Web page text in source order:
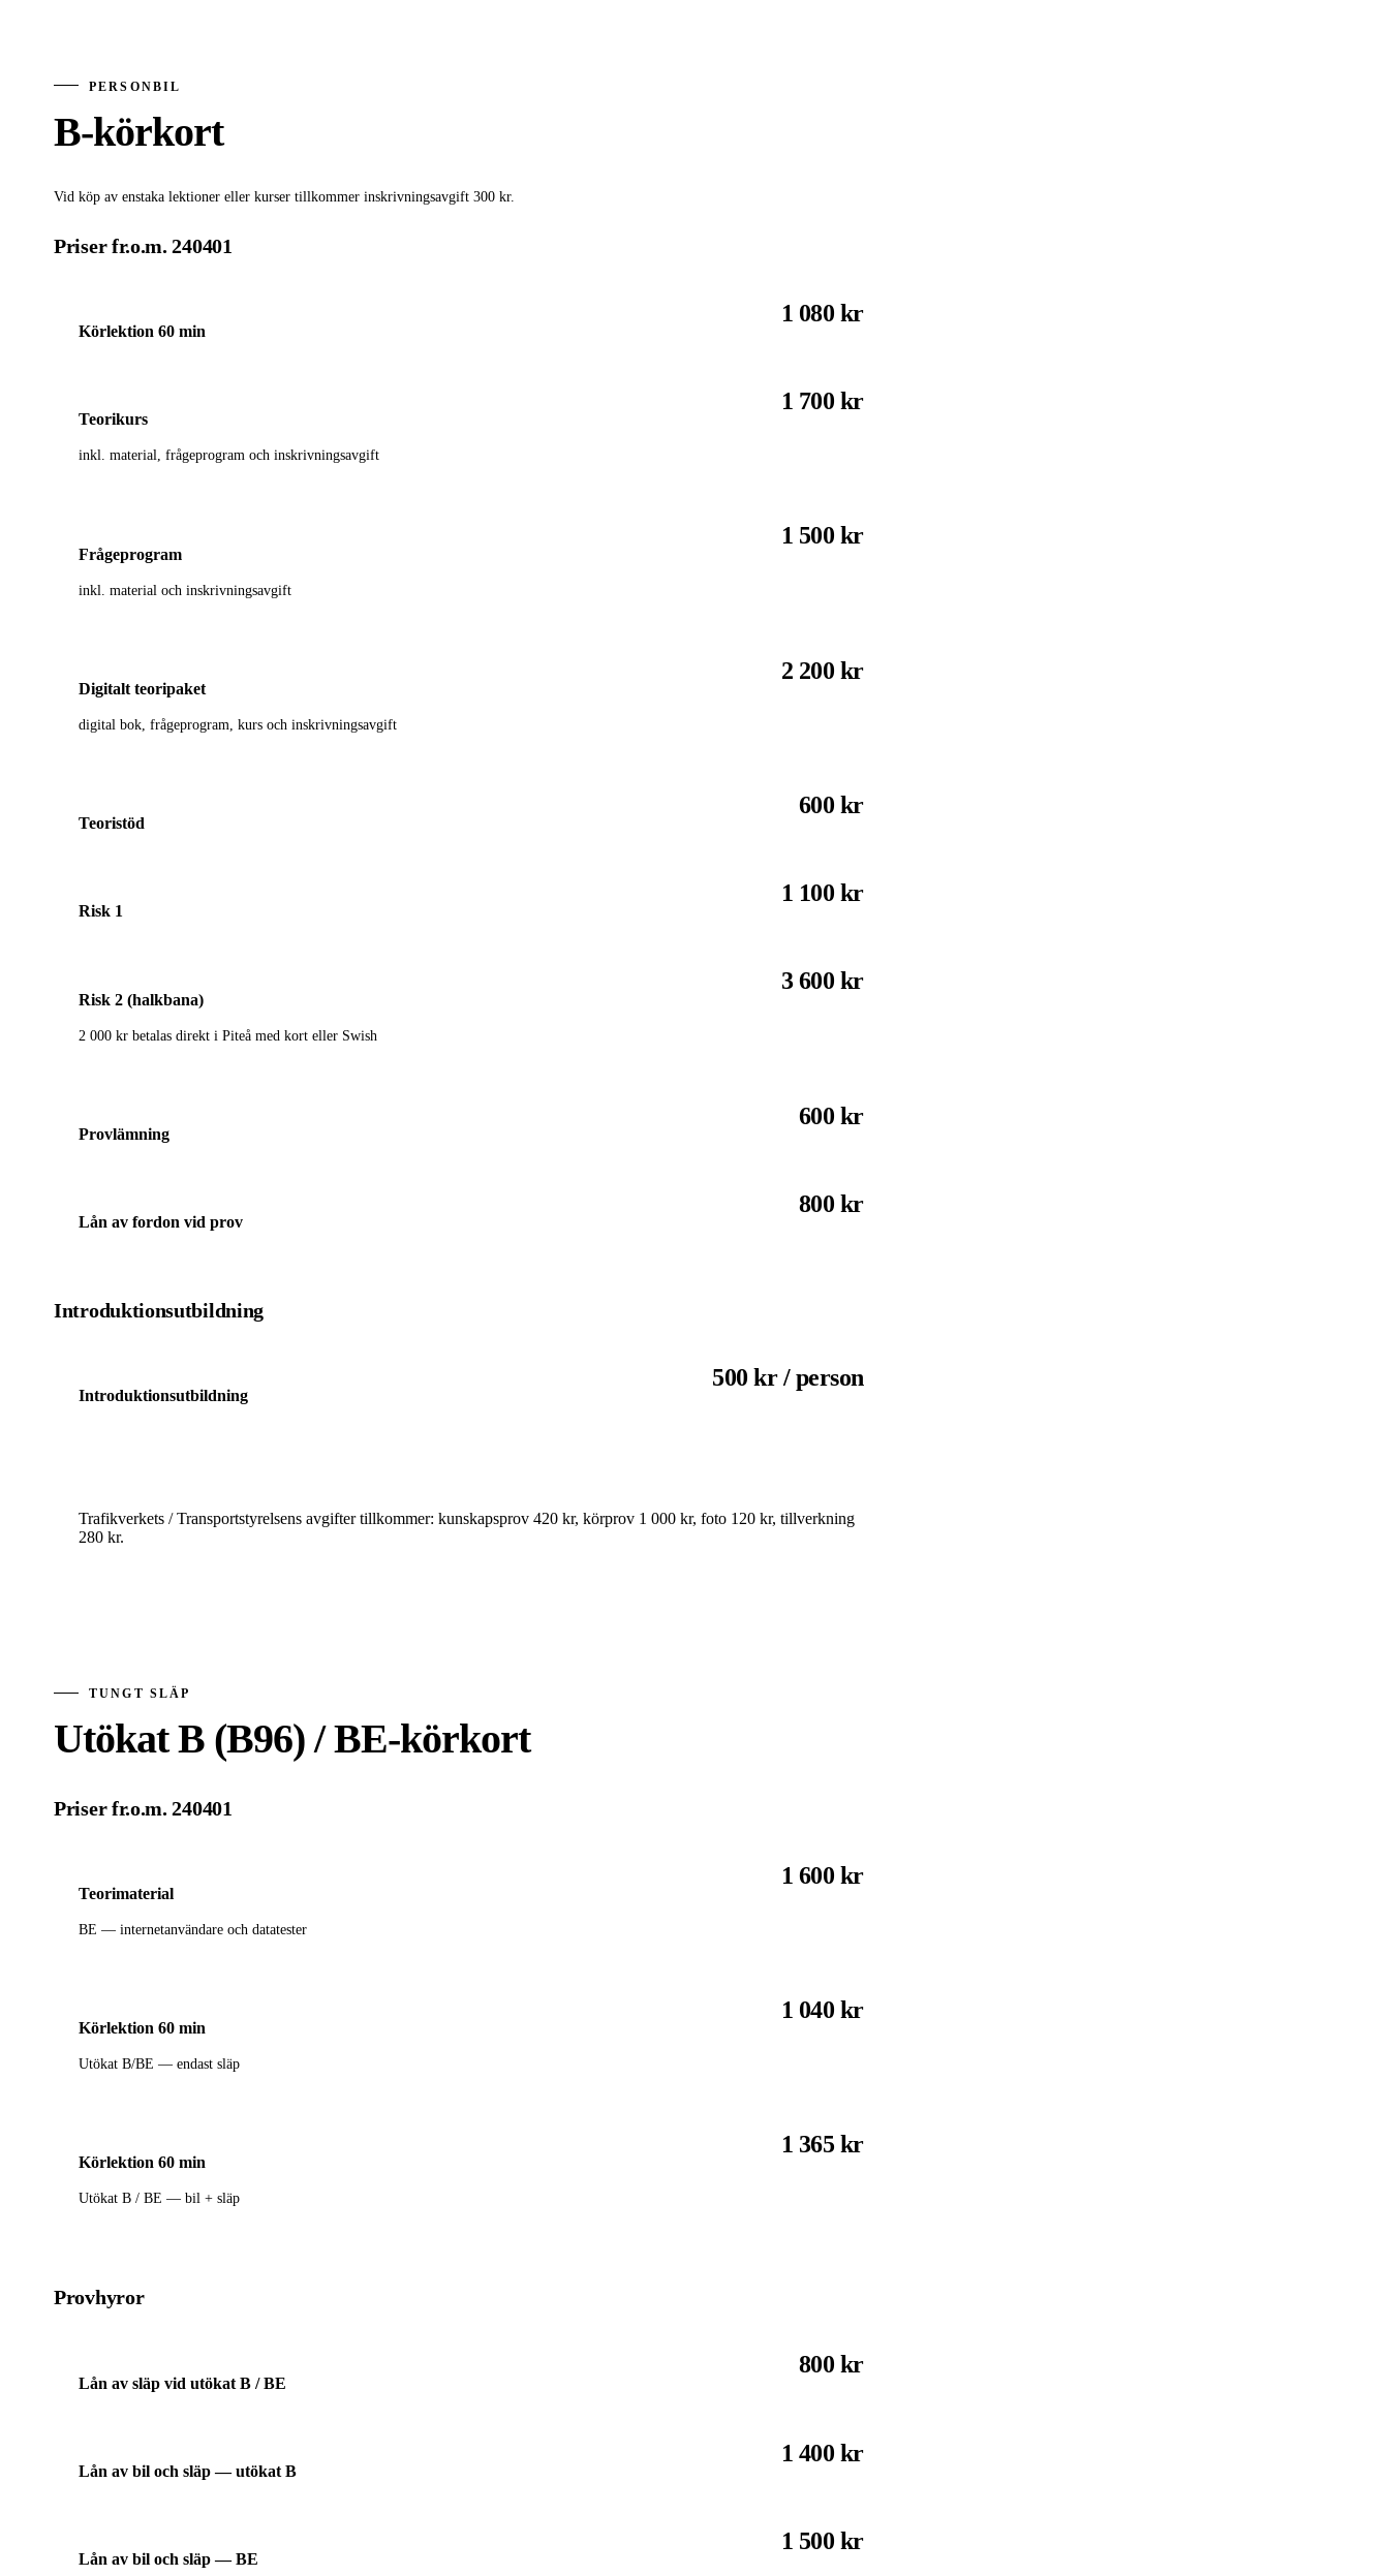
PERSONBIL
B-körkort
Vid köp av enstaka lektioner eller kurser tillkommer inskrivningsavgift 300 kr.
Priser fr.o.m. 240401
Körlektion 60 min
1 080 kr
Teorikurs
inkl. material, frågeprogram och inskrivningsavgift
1 700 kr
Frågeprogram
inkl. material och inskrivningsavgift
1 500 kr
Digitalt teoripaket
digital bok, frågeprogram, kurs och inskrivningsavgift
2 200 kr
Teoristöd
600 kr
Risk 1
1 100 kr
Risk 2 (halkbana)
2 000 kr betalas direkt i Piteå med kort eller Swish
3 600 kr
Provlämning
600 kr
Lån av fordon vid prov
800 kr
Introduktionsutbildning
Introduktionsutbildning
500 kr / person
Trafikverkets / Transportstyrelsens avgifter tillkommer: kunskapsprov 420 kr, körprov 1 000 kr, foto 120 kr, tillverkning
280 kr.
TUNGT SLÄP
Utökat B (B96) / BE-körkort
Priser fr.o.m. 240401
Teorimaterial
BE — internetanvändare och datatester
1 600 kr
Körlektion 60 min
Utökat B/BE — endast släp
1 040 kr
Körlektion 60 min
Utökat B / BE — bil + släp
1 365 kr
Provhyror
Lån av släp vid utökat B / BE
800 kr
Lån av bil och släp — utökat B
1 400 kr
Lån av bil och släp — BE
1 500 kr